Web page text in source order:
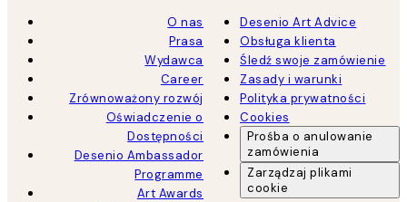
O nas
Prasa
Wydawca
Career
Zrównoważony rozwój
Oświadczenie o
Dostępności
Desenio Ambassador
Programme
Art Awards
Desenio Art Advice
Obsługa klienta
Śledź swoje zamówienie
Zasady i warunki
Polityka prywatności
Cookies
Prośba o anulowanie
zamówienia
Zarządzaj plikami
cookie